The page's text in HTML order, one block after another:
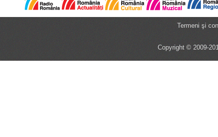
Termeni şi
Copyright © 2009-